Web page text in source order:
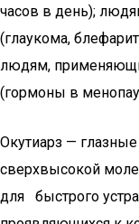
часов в день);
(глаукома,
людям,
(гормоны в
Окутиарз —
сверхвысокой
для быстрого